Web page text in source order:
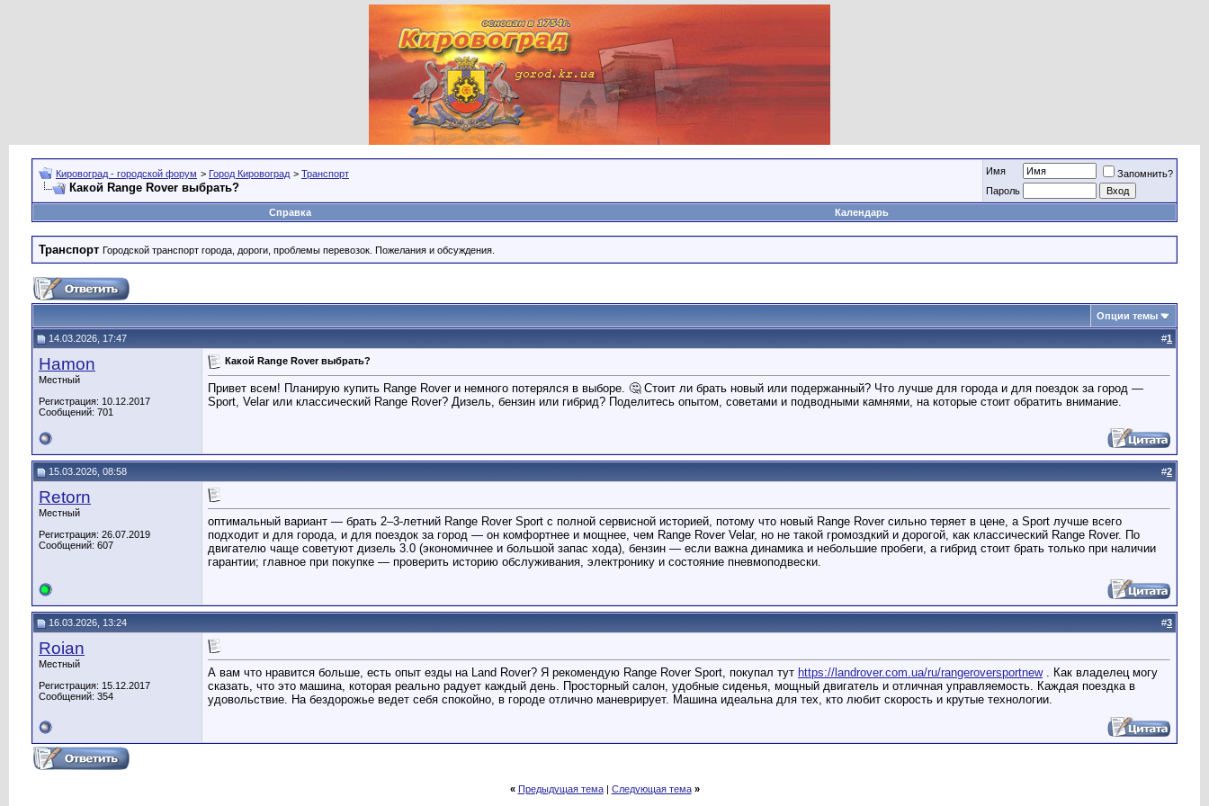
Кировоград - городской форум > Город Кировоград > Транспорт
Какой Range Rover выбрать?
Имя
Запомнить?
Пароль
Справка
Календарь
Транспорт Городской транспорт города, дороги, проблемы перевозок. Пожелания и обсуждения.
Опции темы
14.03.2026, 17:47 #1
Hamon
Местный
Регистрация: 10.12.2017
Сообщений: 701
Какой Range Rover выбрать?
Привет всем! Планирую купить Range Rover и немного потерялся в выборе. 🤔 Стоит ли брать новый или подержанный? Что лучше для города и для поездок за город —
Sport, Velar или классический Range Rover? Дизель, бензин или гибрид? Поделитесь опытом, советами и подводными камнями, на которые стоит обратить внимание.
15.03.2026, 08:58 #2
Retorn
Местный
Регистрация: 26.07.2019
Сообщений: 607
оптимальный вариант — брать 2–3-летний Range Rover Sport с полной сервисной историей, потому что новый Range Rover сильно теряет в цене, а Sport лучше всего
подходит и для города, и для поездок за город — он комфортнее и мощнее, чем Range Rover Velar, но не такой громоздкий и дорогой, как классический Range Rover. По
двигателю чаще советуют дизель 3.0 (экономичнее и большой запас хода), бензин — если важна динамика и небольшие пробеги, а гибрид стоит брать только при наличии
гарантии; главное при покупке — проверить историю обслуживания, электронику и состояние пневмоподвески.
16.03.2026, 13:24 #3
Roian
Местный
Регистрация: 15.12.2017
Сообщений: 354
А вам что нравится больше, есть опыт езды на Land Rover? Я рекомендую Range Rover Sport, покупал тут https://landrover.com.ua/ru/rangeroversportnew. Как владелец могу
сказать, что это машина, которая реально радует каждый день. Просторный салон, удобные сиденья, мощный двигатель и отличная управляемость. Каждая поездка в
удовольствие. На бездорожье ведет себя спокойно, в городе отлично маневрирует. Машина идеальна для тех, кто любит скорость и крутые технологии.
« Предыдущая тема| Следующая тема »